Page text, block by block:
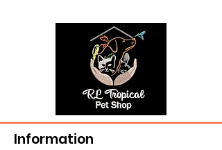
Information